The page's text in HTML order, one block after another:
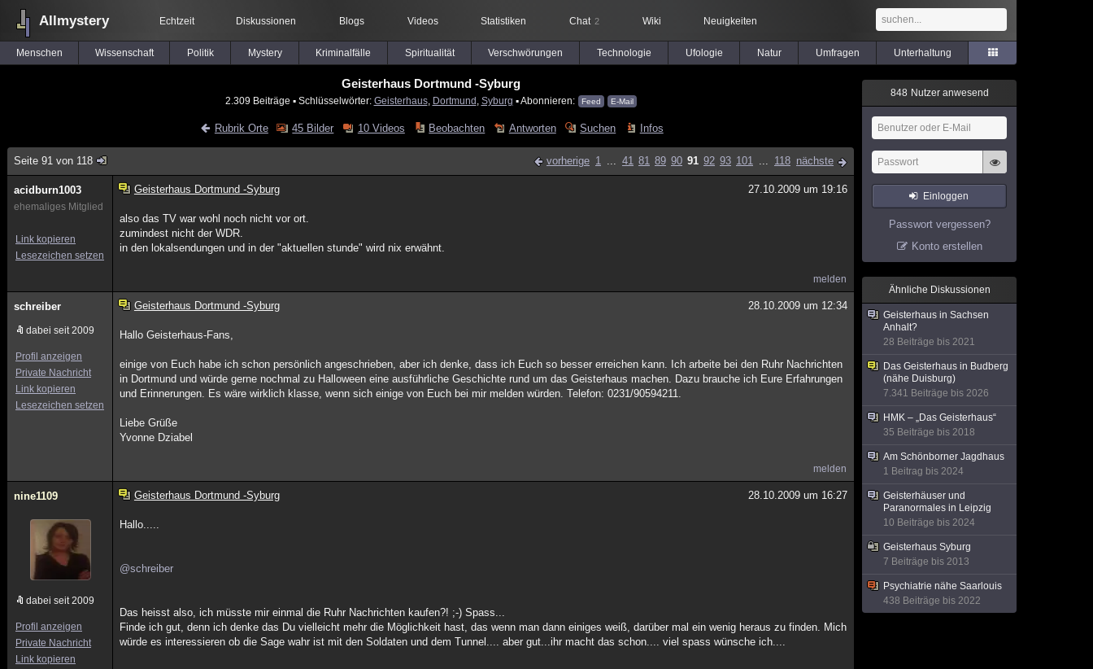
Allmystery Echtzeit Diskussionen Blogs Videos Statistiken Chat 2 Wiki Neuigkeiten
Menschen Wissenschaft Politik Mystery Kriminalfälle Spiritualität Verschwörungen Technologie Ufologie Natur Umfragen Unterhaltung
Geisterhaus Dortmund -Syburg
2.309 Beiträge ▪ Schlüsselwörter: Geisterhaus, Dortmund Syburg ▪ Abonnieren: Feed E-Mail
Rubrik Orte 45 Bilder 10 Videos Beobachten Antworten Suchen Infos
Seite 91 von 118 vorherige 1 ... 41 81 89 90 91 92 93 101 ... 118 nächste
acidburn1003
ehemaliges Mitglied
Link kopieren
Lesezeichen setzen
Geisterhaus Dortmund -Syburg 27.10.2009 um 19:16
also das TV war wohl noch nicht vor ort.
zumindest nicht der WDR.
in den lokalsendungen und in der "aktuellen stunde" wird nix erwähnt.
melden
schreiber
dabei seit 2009
Profil anzeigen
Private Nachricht
Link kopieren
Lesezeichen setzen
Geisterhaus Dortmund -Syburg 28.10.2009 um 12:34
Hallo Geisterhaus-Fans,
einige von Euch habe ich schon persönlich angeschrieben, aber ich denke, dass ich Euch so besser erreichen kann. Ich arbeite bei den Ruhr Nachrichten
in Dortmund und würde gerne nochmal zu Halloween eine ausführliche Geschichte rund um das Geisterhaus machen. Dazu brauche ich Eure Erfahrungen
und Erinnerungen. Es wäre wirklich klasse, wenn sich einige von Euch bei mir melden würden. Telefon: 0231/90594211.
Liebe Grüße
Yvonne Dziabel
melden
nine1109
dabei seit 2009
Profil anzeigen
Private Nachricht
Link kopieren
Geisterhaus Dortmund -Syburg 28.10.2009 um 16:27
Hallo.....
@schreiber
Das heisst also, ich müsste mir einmal die Ruhr Nachrichten kaufen?! ;-) Spass...
Finde ich gut, denn ich denke das Du vielleicht mehr die Möglichkeit hast, das wenn man dann einiges weiß, darüber mal ein wenig heraus zu finden. Mich
würde es interessieren ob die Sage wahr ist mit den Soldaten und dem Tunnel.... aber gut...ihr macht das schon.... viel spass wünsche ich....
848 Nutzer anwesend
Einloggen
Passwort vergessen?
Konto erstellen
Ähnliche Diskussionen
Geisterhaus in Sachsen
Anhalt?
28 Beiträge bis 2021
Das Geisterhaus in Budberg
(nähe Duisburg)
7.341 Beiträge bis 2026
HMK – „Das Geisterhaus“
35 Beiträge bis 2018
Am Schönborner Jagdhaus
1 Beitrag bis 2024
Geisterhäuser und
Paranormales in Leipzig
10 Beiträge bis 2024
Geisterhaus Syburg
7 Beiträge bis 2013
Psychiatrie nähe Saarlouis
438 Beiträge bis 2022